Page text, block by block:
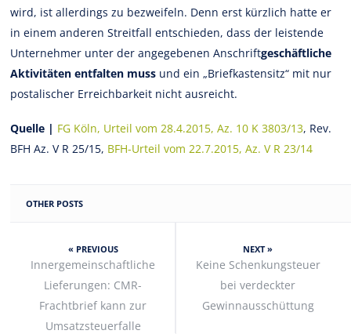
wird, ist allerdings zu bezweifeln. Denn erst kürzlich hatte er
in einem anderen Streitfall entschieden, dass der leistende
Unternehmer unter der angegebenen Anschriftgeschäftliche
Aktivitäten entfalten muss und ein „Briefkastensitz“ mit nur
postalischer Erreichbarkeit nicht ausreicht.
Quelle | FG Köln, Urteil vom 28.4.2015, Az. 10 K 3803/13, Rev.
BFH Az. V R 25/15, BFH-Urteil vom 22.7.2015, Az. V R 23/14
OTHER POSTS
« PREVIOUS
Innergemeinschaftliche
Lieferungen: CMR-
Frachtbrief kann zur
Umsatzsteuerfalle
NEXT »
Keine Schenkungsteuer
bei verdeckter
Gewinnausschüttung